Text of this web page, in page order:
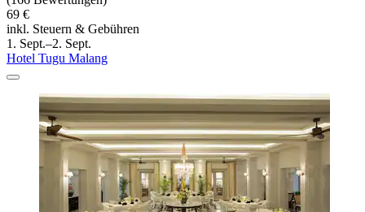
69 €
inkl. Steuern & Gebühren
1. Sept.–2. Sept.
Hotel Tugu Malang